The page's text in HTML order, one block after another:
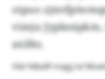
oipuo
vimju
axilks.
Hld Ydbdlf majg tvl